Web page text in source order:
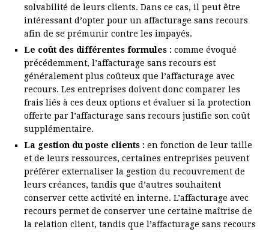
solvabilité de leurs clients. Dans ce cas, il peut être
intéressant d’opter pour un affacturage sans recours
afin de se prémunir contre les impayés.
Le coût des différentes formules : comme évoqué
précédemment, l’affacturage sans recours est
généralement plus coûteux que l’affacturage avec
recours. Les entreprises doivent donc comparer les
frais liés à ces deux options et évaluer si la protection
offerte par l’affacturage sans recours justifie son coût
supplémentaire.
La gestion du poste clients : en fonction de leur taille
et de leurs ressources, certaines entreprises peuvent
préférer externaliser la gestion du recouvrement de
leurs créances, tandis que d’autres souhaitent
conserver cette activité en interne. L’affacturage avec
recours permet de conserver une certaine maîtrise de
la relation client, tandis que l’affacturage sans recours